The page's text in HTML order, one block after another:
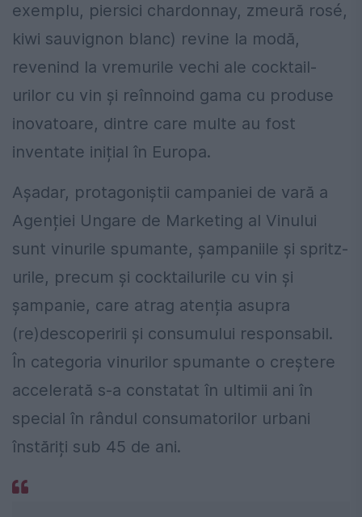
exemplu, piersici chardonnay, zmeură rosé,
kiwi sauvignon blanc) revine la modă,
revenind la vremurile vechi ale cocktail-
urilor cu vin şi reînnoind gama cu produse
inovatoare, dintre care multe au fost
inventate inițial în Europa.
Aşadar, protagoniștii campaniei de vară a
Agenției Ungare de Marketing al Vinului
sunt vinurile spumante, șampaniile și spritz-
urile, precum și cocktailurile cu vin și
șampanie, care atrag atenția asupra
(re)descoperirii și consumului responsabil.
În categoria vinurilor spumante o creştere
accelerată s-a constatat în ultimii ani în
special în rândul consumatorilor urbani
înstăriți sub 45 de ani.